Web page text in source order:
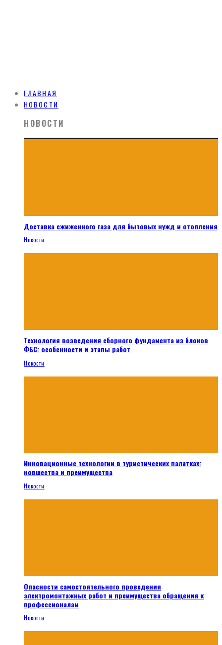
ГЛАВНАЯ
НОВОСТИ
НОВОСТИ
Доставка сжиженного газа для бытовых нужд и отопления
Новости
Технология возведения сборного фундамента из блоков
ФБС: особенности и этапы работ
Новости
Инновационные технологии в туристических палатках:
новшества и преимущества
Новости
Опасности самостоятельного проведения
электромонтажных работ и преимущества обращения к
профессионалам
Новости